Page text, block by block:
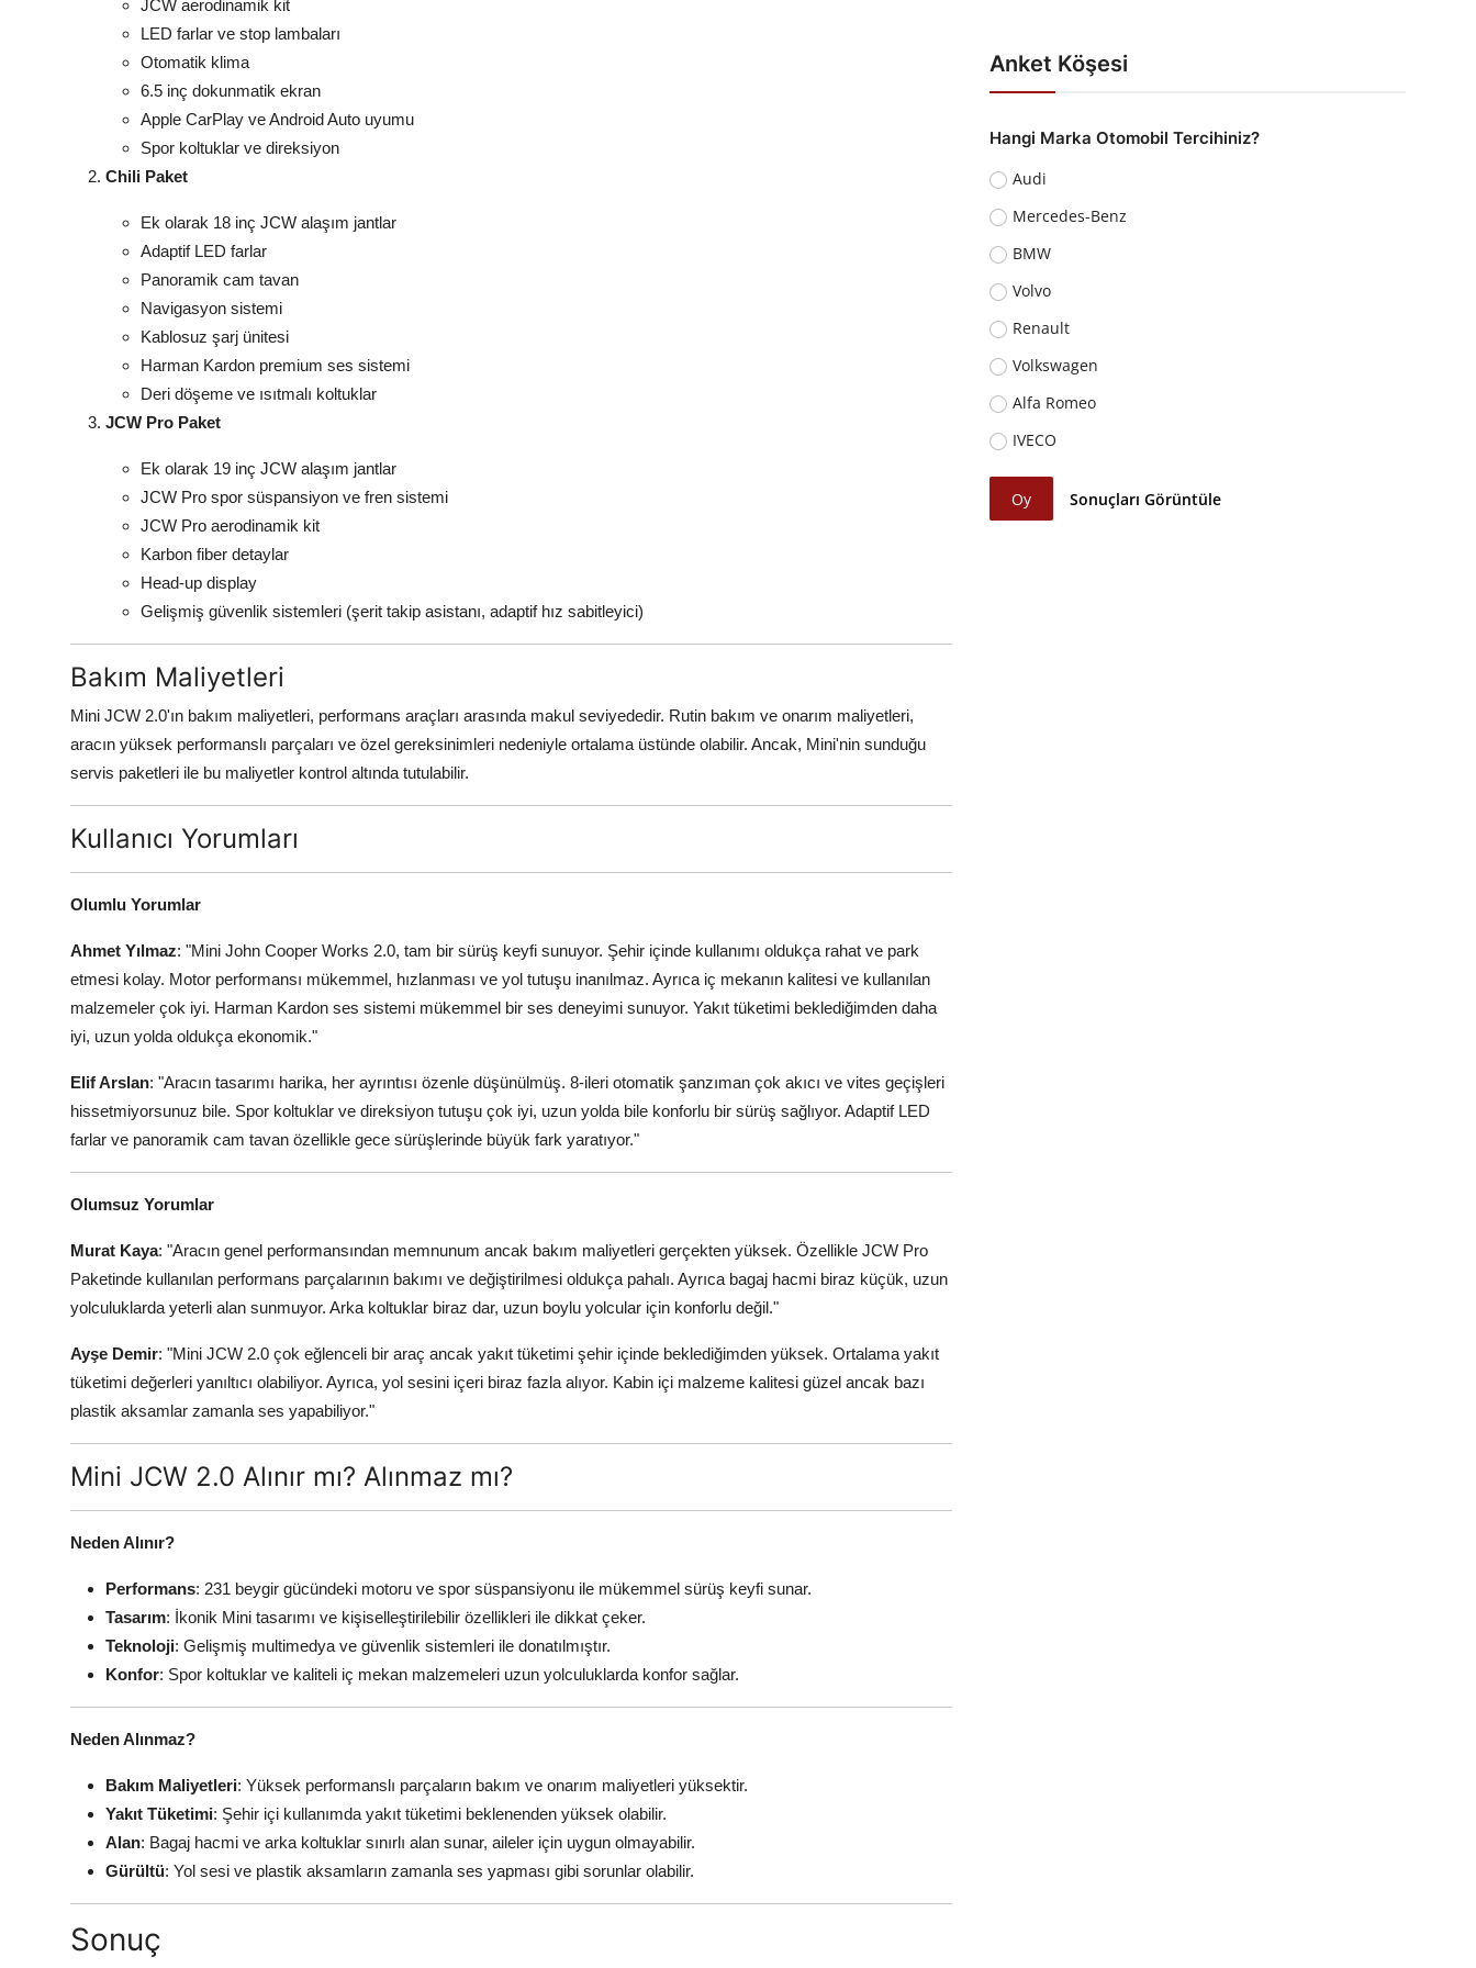
JCW aerodinamik kit
LED farlar ve stop lambaları
Otomatik klima
6.5 inç dokunmatik ekran
Apple CarPlay ve Android Auto uyumu
Spor koltuklar ve direksiyon
Chili Paket
Ek olarak 18 inç JCW alaşım jantlar
Adaptif LED farlar
Panoramik cam tavan
Navigasyon sistemi
Kablosuz şarj ünitesi
Harman Kardon premium ses sistemi
Deri döşeme ve ısıtmalı koltuklar
JCW Pro Paket
Ek olarak 19 inç JCW alaşım jantlar
JCW Pro spor süspansiyon ve fren sistemi
JCW Pro aerodinamik kit
Karbon fiber detaylar
Head-up display
Gelişmiş güvenlik sistemleri (şerit takip asistanı, adaptif hız sabitleyici)
Bakım Maliyetleri
Mini JCW 2.0'ın bakım maliyetleri, performans araçları arasında makul seviyededir. Rutin bakım ve onarım maliyetleri,
aracın yüksek performanslı parçaları ve özel gereksinimleri nedeniyle ortalama üstünde olabilir. Ancak, Mini'nin sunduğu
servis paketleri ile bu maliyetler kontrol altında tutulabilir.
Kullanıcı Yorumları
Olumlu Yorumlar
Ahmet Yılmaz: "Mini John Cooper Works 2.0, tam bir sürüş keyfi sunuyor. Şehir içinde kullanımı oldukça rahat ve park
etmesi kolay. Motor performansı mükemmel, hızlanması ve yol tutuşu inanılmaz. Ayrıca iç mekanın kalitesi ve kullanılan
malzemeler çok iyi. Harman Kardon ses sistemi mükemmel bir ses deneyimi sunuyor. Yakıt tüketimi beklediğimden daha
iyi, uzun yolda oldukça ekonomik."
Elif Arslan: "Aracın tasarımı harika, her ayrıntısı özenle düşünülmüş. 8-ileri otomatik şanzıman çok akıcı ve vites geçişleri
hissetmiyorsunuz bile. Spor koltuklar ve direksiyon tutuşu çok iyi, uzun yolda bile konforlu bir sürüş sağlıyor. Adaptif LED
farlar ve panoramik cam tavan özellikle gece sürüşlerinde büyük fark yaratıyor."
Olumsuz Yorumlar
Murat Kaya: "Aracın genel performansından memnunum ancak bakım maliyetleri gerçekten yüksek. Özellikle JCW Pro
Paketinde kullanılan performans parçalarının bakımı ve değiştirilmesi oldukça pahalı. Ayrıca bagaj hacmi biraz küçük, uzun
yolculuklarda yeterli alan sunmuyor. Arka koltuklar biraz dar, uzun boylu yolcular için konforlu değil."
Ayşe Demir: "Mini JCW 2.0 çok eğlenceli bir araç ancak yakıt tüketimi şehir içinde beklediğimden yüksek. Ortalama yakıt
tüketimi değerleri yanıltıcı olabiliyor. Ayrıca, yol sesini içeri biraz fazla alıyor. Kabin içi malzeme kalitesi güzel ancak bazı
plastik aksamlar zamanla ses yapabiliyor."
Mini JCW 2.0 Alınır mı? Alınmaz mı?
Neden Alınır?
Performans: 231 beygir gücündeki motoru ve spor süspansiyonu ile mükemmel sürüş keyfi sunar.
Tasarım: İkonik Mini tasarımı ve kişiselleştirilebilir özellikleri ile dikkat çeker.
Teknoloji: Gelişmiş multimedya ve güvenlik sistemleri ile donatılmıştır.
Konfor: Spor koltuklar ve kaliteli iç mekan malzemeleri uzun yolculuklarda konfor sağlar.
Neden Alınmaz?
Bakım Maliyetleri: Yüksek performanslı parçaların bakım ve onarım maliyetleri yüksektir.
Yakıt Tüketimi: Şehir içi kullanımda yakıt tüketimi beklenenden yüksek olabilir.
Alan: Bagaj hacmi ve arka koltuklar sınırlı alan sunar, aileler için uygun olmayabilir.
Gürültü: Yol sesi ve plastik aksamların zamanla ses yapması gibi sorunlar olabilir.
Sonuç
Anket Köşesi
Hangi Marka Otomobil Tercihiniz?
Audi
Mercedes-Benz
BMW
Volvo
Renault
Volkswagen
Alfa Romeo
IVECO
Oy Sonuçları Görüntüle